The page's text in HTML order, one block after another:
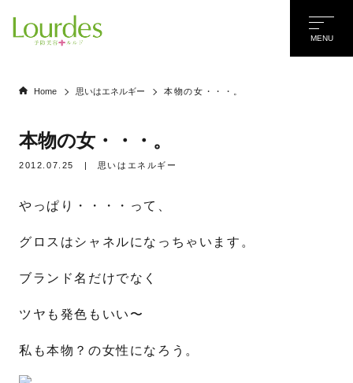
MENU
Home 思いはエネルギー 本物の女・・・。
本物の女・・・。
2012.07.25 | 思いはエネルギー
やっぱり・・・・って、
グロスはシャネルになっちゃいます。
ブランド名だけでなく
ツヤも発色もいい〜
私も本物？の女性になろう。
名前 *